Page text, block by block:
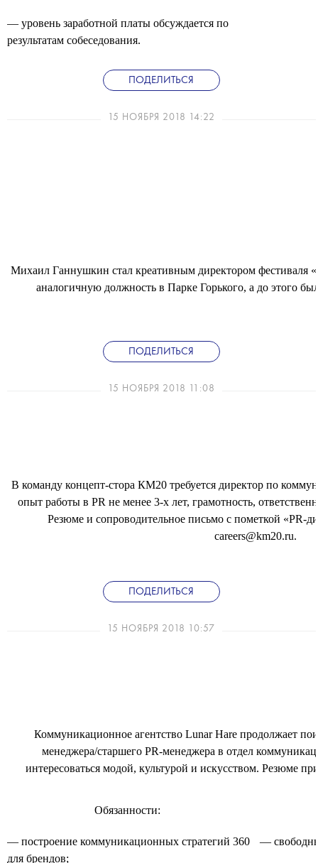
— уровень заработной платы обсуждается по
результатам собеседования.
ПОДЕЛИТЬСЯ
15 НОЯБРЯ 2018 14:22
Михаил Ганнушкин стал креативным директором
аналогичную должность в Парке Горького, а до этого
ПОДЕЛИТЬСЯ
15 НОЯБРЯ 2018 11:08
В команду концепт-стора КМ20 требуется директор по
опыт работы в PR не менее 3-х лет, грамотность,
Резюме и сопроводительное письмо с пометкой «PR-
careers@km20.ru.
ПОДЕЛИТЬСЯ
15 НОЯБРЯ 2018 10:57
Коммуникационное агентство Lunar Hare продолжает
менеджера/старшего PR-менеджера в отдел
интересоваться модой, культурой и искусством. Резюме
Обязанности:
— построение коммуникационных стратегий 360
для брендов;
—